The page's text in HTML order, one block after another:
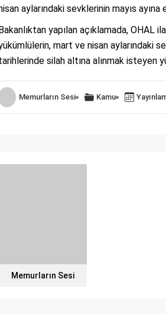
aylarındaki sevklerinin mayıs
yapılan açıklamada,
mart ve nisan aylarındaki
silah altına alınmak isteyen
Memurların Sesi Kamu
Memurların Sesi